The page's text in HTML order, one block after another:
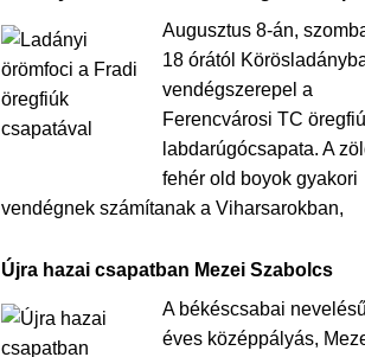
Augusztus 8-án,
18 órától
vendégszerepel a
Ferencvárosi TC
labdarúgócsapata. A
fehér old boyok gyakori
vendégnek számítanak a Viharsarokban,
Újra hazai csapatban Mezei Szabolcs
A békéscsabai
éves középpályás,